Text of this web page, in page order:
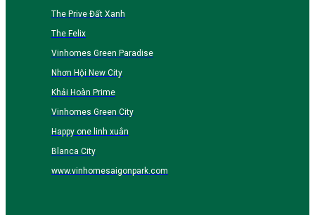
The Prive Đất Xanh
The Felix
Vinhomes Green Paradise
Nhơn Hội New City
Khải Hoàn Prime
Vinhomes Green City
Happy one linh xuân
Blanca City
www.vinhomesaigonpark.com